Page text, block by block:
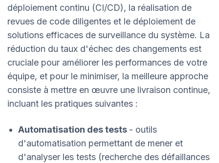
déploiement continu (CI/CD), la réalisation de
revues de code diligentes et le déploiement de
solutions efficaces de surveillance du système. La
réduction du taux d'échec des changements est
cruciale pour améliorer les performances de votre
équipe, et pour le minimiser, la meilleure approche
consiste à mettre en œuvre une livraison continue,
incluant les pratiques suivantes :
Automatisation des tests - outils
d'automatisation permettant de mener et
d'analyser les tests (recherche des défaillances